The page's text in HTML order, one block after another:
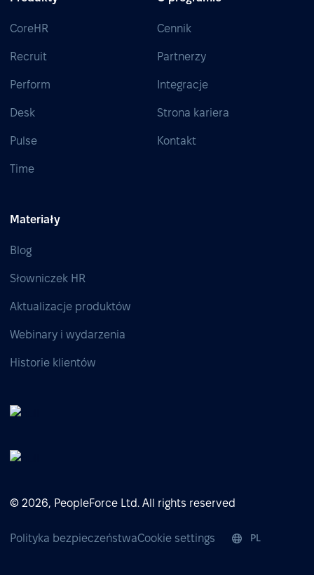
CoreHR
Recruit
Perform
Desk
Pulse
Time
Cennik
Partnerzy
Integracje
Strona kariera
Kontakt
Materiały
Blog
Słowniczek HR
Aktualizacje produktów
Webinary i wydarzenia
Historie klientów
© 2026, PeopleForce Ltd. All rights reserved
Polityka bezpieczeństwaCookie settings PL